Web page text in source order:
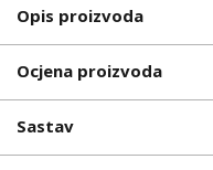
Opis proizvoda
Ocjena proizvoda
Sastav